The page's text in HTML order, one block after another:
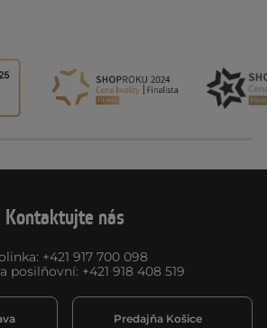
Kontaktujte nás
: +421 917 700 098
posilňovní: +421 918 408 519
Predajňa Košice